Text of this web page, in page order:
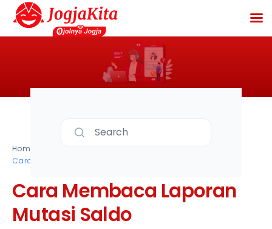
Search
Home
Cara Membaca Laporan Mutasi Saldo
Cara Membaca Laporan
Mutasi Saldo